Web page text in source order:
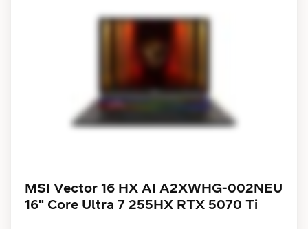
MSI Vector 16 HX AI A2XWHG-002NEU
16" Core Ultra 7 255HX RTX 5070 Ti